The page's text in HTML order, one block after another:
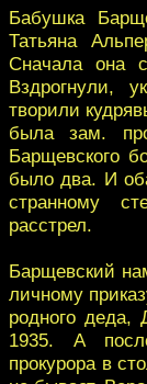
Бабушка
Татьяна
Сначала она
Вздрогнули,
творили
была зам.
Барщевского
было два. И
странному
расстрел.
Барщевский
личному
родного деда,
1935. А
прокурора в